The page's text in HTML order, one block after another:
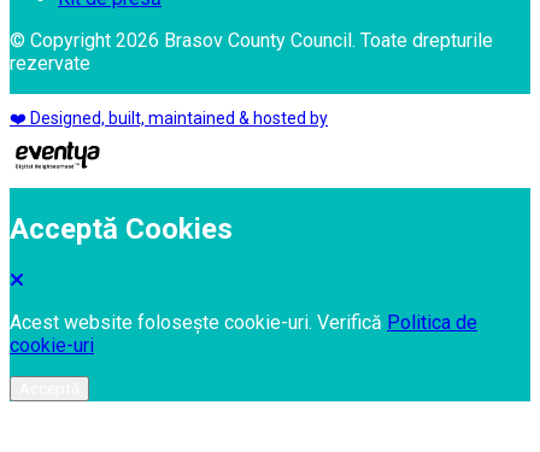
© Copyright 2026 Brasov County Council. Toate drepturile
rezervate
❤️ Designed, built, maintained & hosted by
Acceptă Cookies
Acest website folosește cookie-uri. Verifică Politica de
cookie-uri